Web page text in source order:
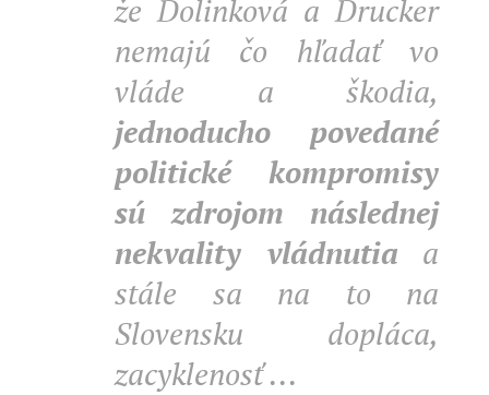
že Dolinková a Drucker
nemajú čo hľadať vo
vláde a škodia,
jednoducho povedané
politické kompromisy
sú zdrojom následnej
nekvality vládnutia a
stále sa na to na
Slovensku dopláca,
zacyklenosť ...